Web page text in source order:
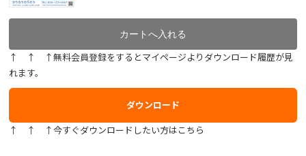
↑ ↑ ↑無料会員登録をするとマイページよりダウンロード履歴が見
れます。
ダウンロード
↑ ↑ ↑今すぐダウンロードしたい方はこちら